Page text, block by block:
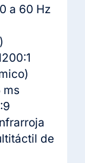
a 60 Hz
ms
de